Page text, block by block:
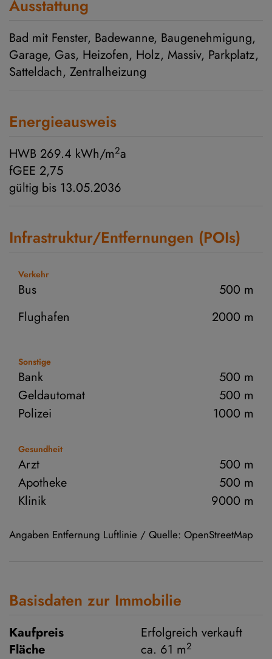
Ausstattung
Bad mit Fenster Badewanne Baugenehmigung
Garage Gas Heizofen Holz Massiv Parkplatz
Satteldach Zentralheizung
Energieausweis
HWB 269.4 kWh/m2a
fGEE 2,75
gültig bis 13.05.2036
Infrastruktur/Entfernungen (POIs)
Verkehr
Bus
500 m
Flughafen
2000 m
Sonstige
Bank
500 m
Geldautomat
500 m
Polizei
1000 m
Gesundheit
Arzt
500 m
Apotheke
500 m
Klinik
9000 m
Angaben Entfernung Luftlinie / Quelle: OpenStreetMap
Basisdaten zur Immobilie
Kaufpreis
Erfolgreich verkauft
Fläche
ca. 61 m2